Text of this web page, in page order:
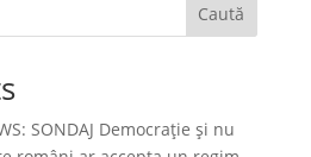
Caută
SONDAJ Democrație și nu